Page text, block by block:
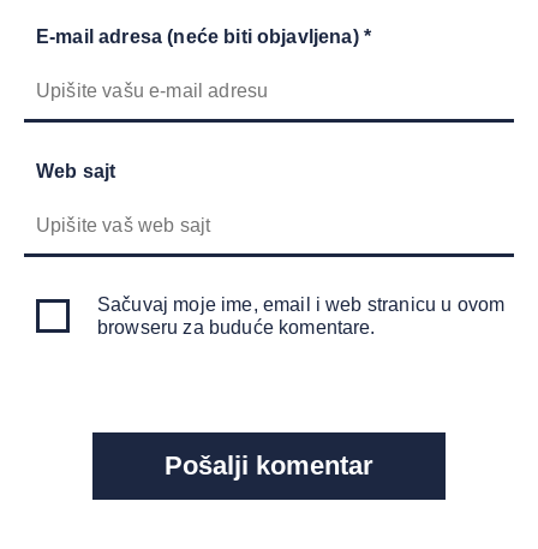
E-mail adresa (neće biti objavljena) *
Web sajt
Sačuvaj moje ime, email i web stranicu u ovom
browseru za buduće komentare.